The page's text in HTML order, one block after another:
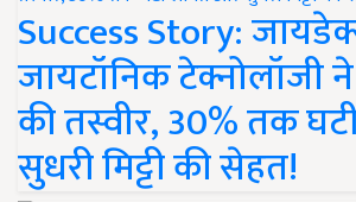
Success Story:
जायटॉनिक टेक्नोलॉजी
की तस्वीर, 30% तक
सुधरी मिट्टी की सेहत!